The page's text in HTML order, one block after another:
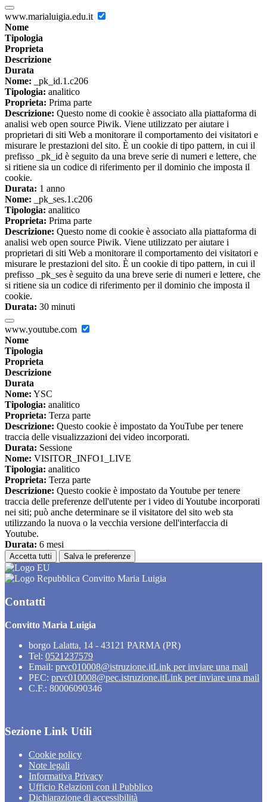
www.marialuigia.edu.it
Nome
Tipologia
Proprieta
Descrizione
Durata
Nome: _pk_id.1.c206
Tipologia: analitico
Proprieta: Prima parte
Descrizione: Questo nome di cookie è associato alla piattaforma di
analisi web open source Piwik. Viene utilizzato per aiutare i
proprietari di siti Web a monitorare il comportamento dei visitatori e
misurare le prestazioni del sito. È un cookie di tipo pattern, in cui il
prefisso _pk_id è seguito da una breve serie di numeri e lettere, che
si ritiene sia un codice di riferimento per il dominio che imposta il
cookie.
Durata: 1 anno
Nome: _pk_ses.1.c206
Tipologia: analitico
Proprieta: Prima parte
Descrizione: Questo nome di cookie è associato alla piattaforma di
analisi web open source Piwik. Viene utilizzato per aiutare i
proprietari di siti Web a monitorare il comportamento dei visitatori e
misurare le prestazioni del sito. È un cookie di tipo pattern, in cui il
prefisso _pk_ses è seguito da una breve serie di numeri e lettere, che
si ritiene sia un codice di riferimento per il dominio che imposta il
cookie.
Durata: 30 minuti
www.youtube.com
Nome
Tipologia
Proprieta
Descrizione
Durata
Nome: YSC
Tipologia: analitico
Proprieta: Terza parte
Descrizione: Questo cookie è impostato da YouTube per tenere
traccia delle visualizzazioni dei video incorporati.
Durata: Sessione
Nome: VISITOR_INFO1_LIVE
Tipologia: analitico
Proprieta: Terza parte
Descrizione: Questo cookie è impostato da Youtube per tenere
traccia delle preferenze dell'utente per i video di Youtube incorporati
nei siti; può anche determinare se il visitatore del sito web sta
utilizzando la nuova o la vecchia versione dell'interfaccia di
Youtube.
Durata: 6 mesi
Accetta tutti Salva le preferenze
Convitto Maria Luigia
Contatti
Convitto Maria Luigia
borgo Lalatta, 14 - 43121 PARMA (PR)
Tel: 0521237579
Email: prvc010008@istruzione.itLink per inviare una mail
PEC: prvc010008@pec.istruzione.itLink per inviare una mail
C.F.: 80006090346
Sezione Link Utili
Cookie policy
Note legali
Informativa Privacy
Ufficio Relazioni con il Pubblico
Dichiarazione di accessibilità